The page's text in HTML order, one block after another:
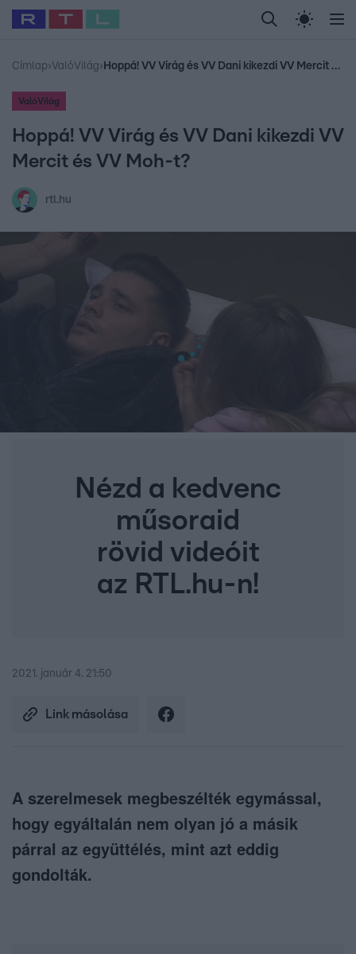
Legfrissebb RTL Híradó Randi Celeb vagyok,
Babits Marcella Most Wanted Gallusz
Címlap›ValóVilág› Hoppá! VV Virág és VV Dani kikezdi VV Mercit és VV Moh-t?
ValóVilág
Hoppá! VV Virág és VV Dani kikezdi VV
Mercit és VV Moh-t?
rtl.hu
Nézd a kedvenc
műsoraid
rövid videóit
az RTL.hu-n!
2021. január 4. 21:50
Link másolása
A szerelmesek megbeszélték egymással,
hogy egyáltalán nem olyan jó a másik
párral az együttélés, mint azt eddig
gondolták.